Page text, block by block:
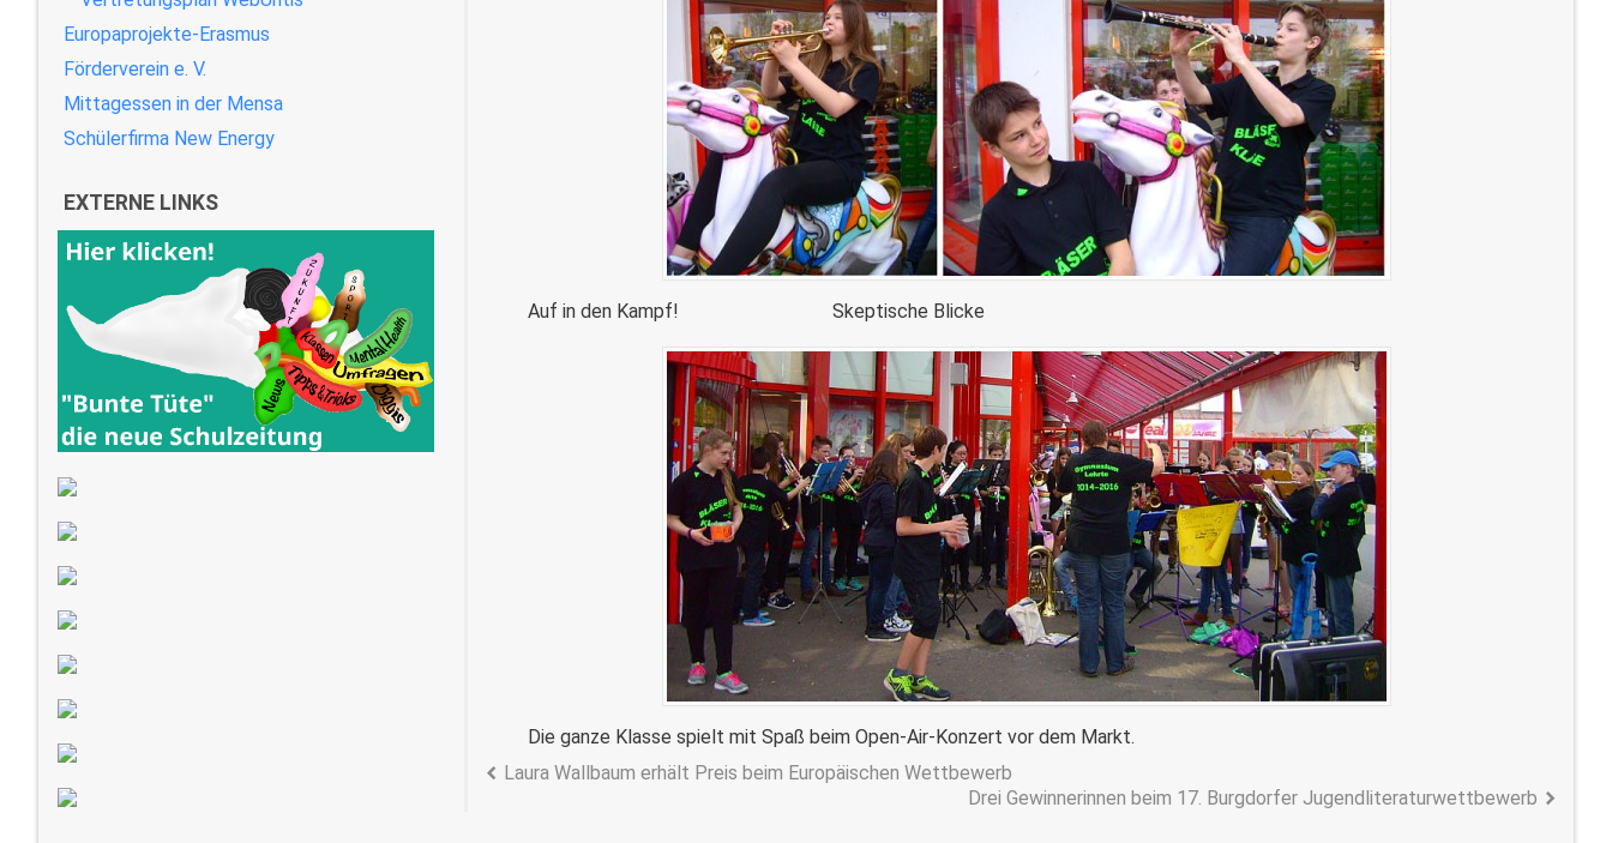
Auf in den Kampf! Skeptische Blicke
Die ganze Klasse spielt mit Spaß beim Open-Air-Konzert vor dem Markt.
Laura Wallbaum erhält Preis beim Europäischen Wettbewerb
Drei Gewinnerinnen beim 17. Burgdorfer Jugendliteraturwettbewerb
Europaprojekte-Erasmus
Förderverein e. V.
Mittagessen in der Mensa
Schülerfirma New Energy
EXTERNE LINKS